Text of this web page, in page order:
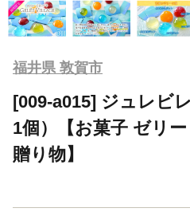
福井県 敦賀市
[009-a015] ジュレビ
1個）【お菓子 ゼリ
贈り物】